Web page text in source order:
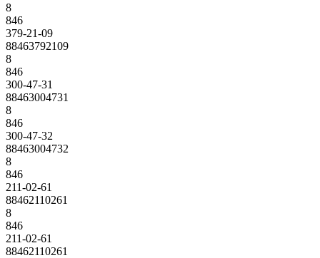
8
846
379-21-09
88463792109
8
846
300-47-31
88463004731
8
846
300-47-32
88463004732
8
846
211-02-61
88462110261
8
846
211-02-61
88462110261